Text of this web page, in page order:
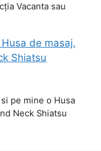
Vacanta sau
de masaj,
Shiatsu
pe mine o Husa
Neck Shiatsu